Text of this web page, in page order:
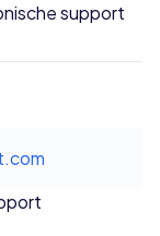
support